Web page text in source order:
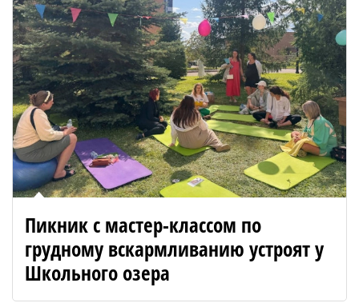
Пикник с мастер-классом по
грудному вскармливанию устроят у
Школьного озера